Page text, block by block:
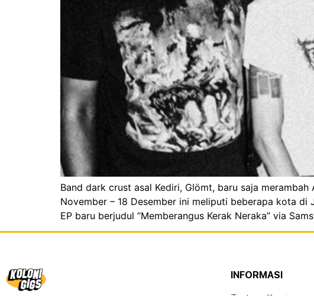
Band dark crust asal Kediri, Glömt, baru saja
November – 18 Desember ini meliputi beberapa kota di
EP baru berjudul “Memberangus Kerak Neraka” via
INFORMASI